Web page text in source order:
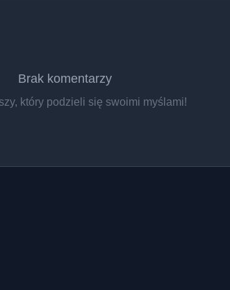
Brak komentarzy
który podzieli się swoimi myślami!